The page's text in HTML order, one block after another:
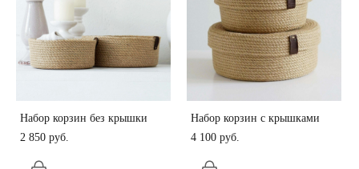
Набор корзин без крышки
2 850 pуб.
Набор корзин с крышками
4 100 pуб.